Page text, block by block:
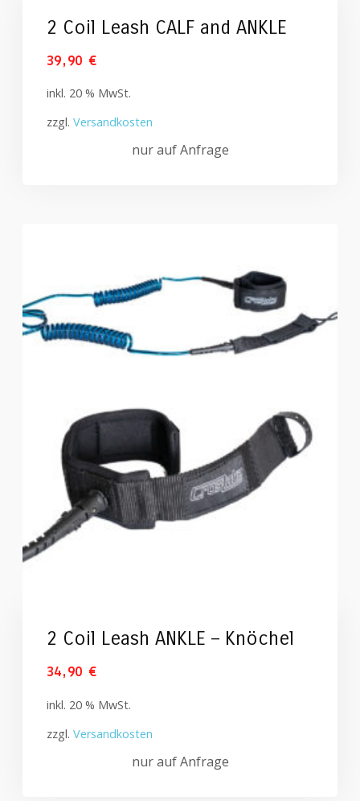
2 Coil Leash CALF and ANKLE
39,90 €
inkl. 20 % MwSt.
zzgl. Versandkosten
nur auf Anfrage
2 Coil Leash ANKLE – Knöchel
34,90 €
inkl. 20 % MwSt.
zzgl. Versandkosten
nur auf Anfrage